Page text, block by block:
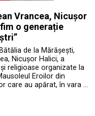
Vrancea, Nicușor
o generație
de la Mărășești,
Nicușor Halici, a
religioase organizate la
Eroilor din
care au apărat, în vara …